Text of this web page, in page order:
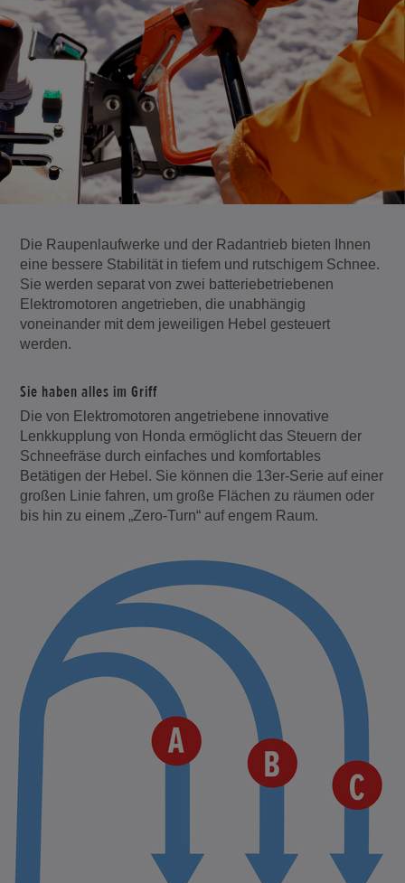
Die Raupenlaufwerke und der Radantrieb bieten Ihnen
eine bessere Stabilität in tiefem und rutschigem Schnee.
Sie werden separat von zwei batteriebetriebenen
Elektromotoren angetrieben, die unabhängig
voneinander mit dem jeweiligen Hebel gesteuert
werden.
Sie haben alles im Griff
Die von Elektromotoren angetriebene innovative
Lenkkupplung von Honda ermöglicht das Steuern der
Schneefräse durch einfaches und komfortables
Betätigen der Hebel. Sie können die 13er-Serie auf einer
großen Linie fahren, um große Flächen zu räumen oder
bis hin zu einem „Zero-Turn“ auf engem Raum.